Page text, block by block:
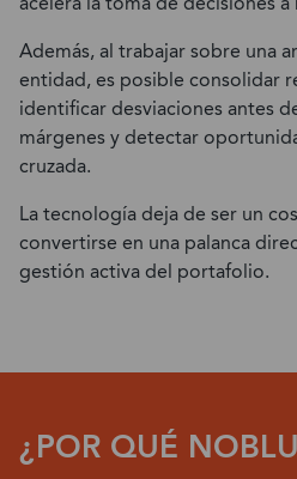
Además, al trabajar sobre una
entidad, es posible consolidar
identificar desviaciones antes
márgenes y detectar
cruzada.
La tecnología deja de ser un
convertirse en una palanca
gestión activa del portafolio.
¿POR QUÉ